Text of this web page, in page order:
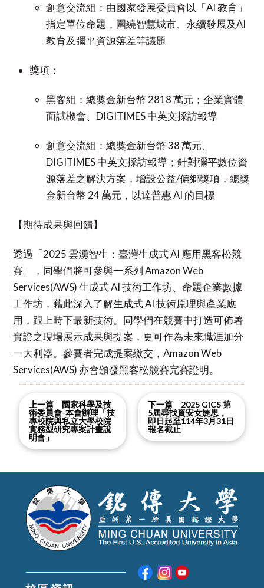
創意交流組：由國家發展委員會以「AI 教育」
指定單位命題，圍繞智慧城市、永續發展及AI
教育及彌平資源落差等議題
獎項：
黑客組：總獎金新台幣 2818 萬元；企業實體
面試機會、DIGITIMES 中英文採訪報導
創意交流組：總獎金新台幣 38 萬元、
DIGITIMES 中英文採訪報導；針對彌平數位資
源落差之解決方案，增設公益/偏鄉獎項，總獎
金新台幣 24 萬元，以達普惠 AI 的目標
【期待成果與回饋】
透過「2025 雲湧智生：臺灣生成式 AI 應用黑客松競
賽」，同學們將可參與一系列 Amazon Web
Services(AWS) 生成式 AI 技術工作坊、命題企業數據
工作坊，藉此深入了解生成式 AI 技術原理與產業應
用，跟上時下最新技術。同學們在競賽中打造可佈署
實證之現場展示成果與提案，更可作為未來職涯加分
一大利器。參賽者完成提案繳交，Amazon Web
Services(AWS) 亦會頒發黑客松競賽完賽證明。
上一篇 國家科學及技
術委員會-本會辦理「技
專校院與私立大學校院
實務型研究專案計畫說
明會」
下一篇 2025 GiCS 第
5屆尋找資安女婕思，
即日起至114年3月31日
報名截止